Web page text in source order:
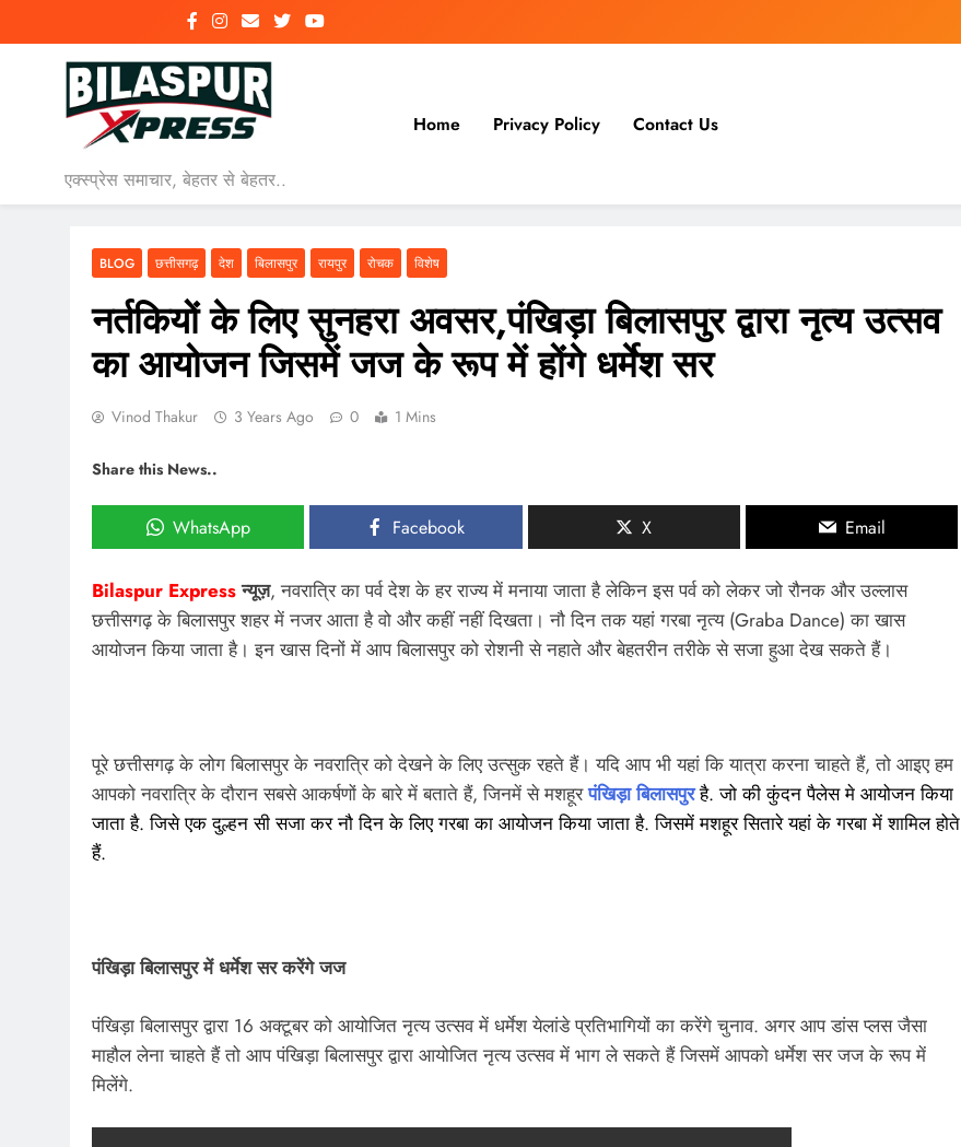
to
एक्स्प्रेस समाचार, बेहतर से बेहतर..
Home Privacy Policy Contact Us
BLOG छत्तीसगढ़ देश बिलासपुर रायपुर रोचक विशेष
नर्तकियों के लिए सुनहरा अवसर,पंखिड़ा बिलासपुर द्वारा नृत्य उत्सव
का आयोजन जिसमें जज के रूप में होंगे धर्मेश सर
Vinod Thakur 3 Years Ago 0 1 Mins
Share this News..
WhatsApp Facebook X Email
Bilaspur Expressन्यूज़, नवरात्रि का पर्व देश के हर राज्‍य में मनाया जाता है लेकिन इस पर्व को लेकर जो रौनक और उल्‍लास
छत्तीसगढ़ के बिलासपुर शहर में नजर आता है वो और कहीं नहीं दिखता। नौ दिन तक यहां गरबा नृत्य (Graba Dance) का खास
आयोजन किया जाता है। इन खास दिनों में आप बिलासपुर को रोशनी से नहाते और बेहतरीन तरीके से सजा हुआ देख सकते हैं।
पूरे छत्तीसगढ़ के लोग बिलासपुर के नवरात्रि को देखने के लिए उत्‍सुक रहते हैं। यदि आप भी यहां कि यात्रा करना चाहते हैं, तो आइए हम
आपको नवरात्रि के दौरान सबसे आकर्षणों के बारे में बताते हैं, जिनमें से मशहूरपंखिड़ा बिलासपुरहै. जो की कुंदन पैलेस मे आयोजन किया
जाता है. जिसे एक दुल्हन सी सजा कर नौ दिन के लिए गरबा का आयोजन किया जाता है. जिसमें मशहूर सितारे यहां के गरबा में शामिल होते
हैं.
पंखिड़ा बिलासपुर में धर्मेश सर करेंगे जज
पंखिड़ा बिलासपुर द्वारा 16 अक्टूबर को आयोजित नृत्य उत्सव में धर्मेश येलांडे प्रतिभागियों का करेंगे चुनाव. अगर आप डांस प्लस जैसा
माहौल लेना चाहते हैं तो आप पंखिड़ा बिलासपुर द्वारा आयोजित नृत्य उत्सव में भाग ले सकते हैं जिसमें आपको धर्मेश सर जज के रूप में
मिलेंगे.